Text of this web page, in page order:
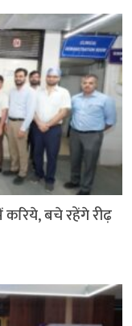
करिये, बचे रहेंगे रीढ़